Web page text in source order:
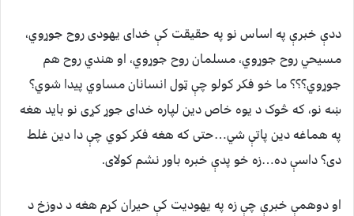
ددې خبرې په اساس نو په حقیقت کې خدای یهودی روح جوړوي،
مسیحي روح جوړوي، مسلمان روح جوړوي، او هندي روح هم
جوړوي؟؟؟ ما خو فکر کولو چې ټول انسانان مساوي پیدا شوي؟
ښه نو، که څوک د یوه خاص دین لپاره خدای جوړ کړی نو باید هغه
په هماغه دین پاتې شي…حتی که هغه فکر کوي چې دا دین غلط
دی؟ داسې ده…زه خو پدې خبره باور نشم کولای.
او دوهمې خبرې چې زه په یهودیت کې حیران کړم هغه د دوزخ د